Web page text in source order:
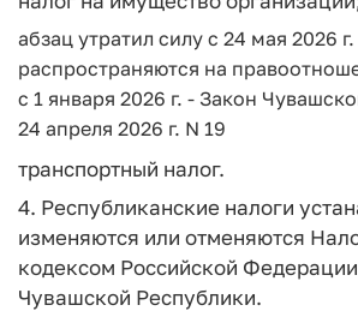
абзац утратил силу с 24 мая 2026
распространяются на
с 1 января 2026 г. - Закон
24 апреля 2026 г. N 19
транспортный налог.
4. Республиканские налоги
изменяются или отменяются
кодексом Российской
Чувашской Республики.